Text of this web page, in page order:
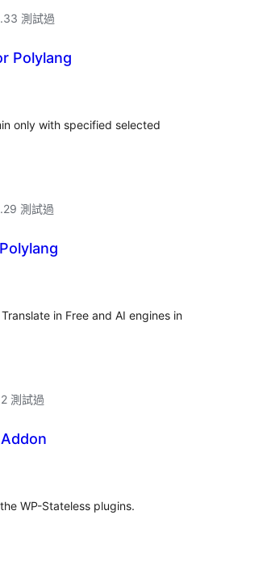
測試過
Polylang
only with specified selected
測試過
in Free and AI engines in
測試過
WP-Stateless plugins.